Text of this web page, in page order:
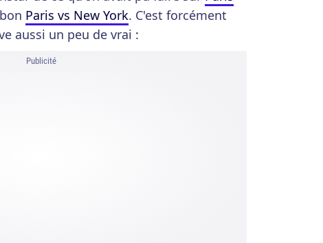
Paris vs New York. C'est forcément
aussi un peu de vrai :
Publicité